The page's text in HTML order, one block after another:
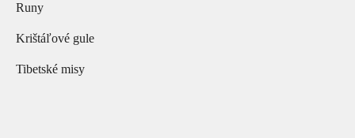
Runy
Krištáľové gule
Tibetské misy